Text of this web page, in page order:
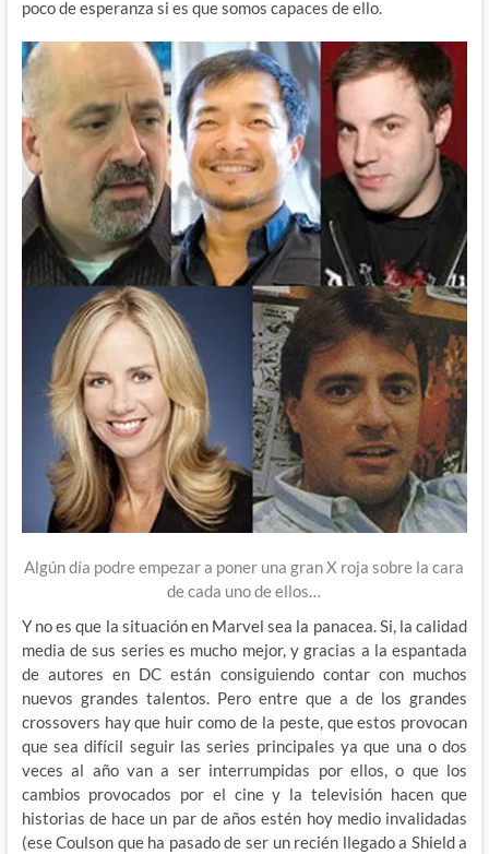
poco de esperanza si es que somos capaces de ello.
Algún día podre empezar a poner una gran X roja sobre la cara
de cada uno de ellos…
Y no es que la situación en Marvel sea la panacea. Si, la calidad
media de sus series es mucho mejor, y gracias a la espantada
de autores en DC están consiguiendo contar con muchos
nuevos grandes talentos. Pero entre que a de los grandes
crossovers hay que huir como de la peste, que estos provocan
que sea difícil seguir las series principales ya que una o dos
veces al año van a ser interrumpidas por ellos, o que los
cambios provocados por el cine y la televisión hacen que
historias de hace un par de años estén hoy medio invalidadas
(ese Coulson que ha pasado de ser un recién llegado a Shield a